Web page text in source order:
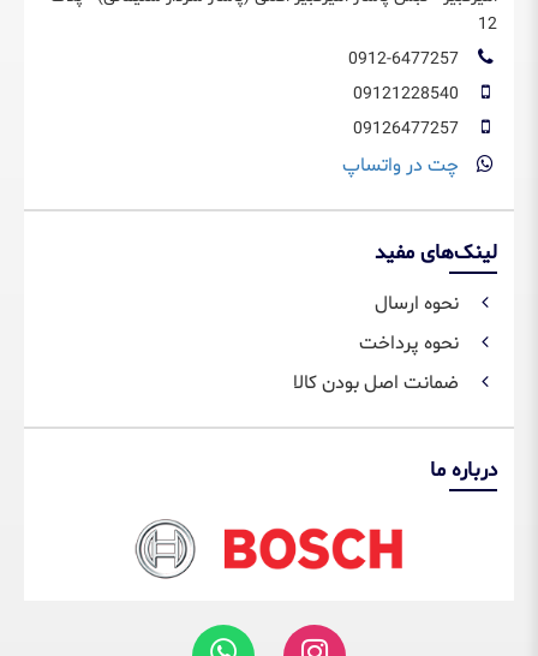
12
چت در واتساپ
لینک‌های مفید
نحوه ارسال
نحوه پرداخت
ضمانت اصل بودن کالا
درباره ما